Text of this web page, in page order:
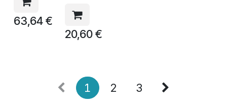
63,64€
20,60€
1 2 3